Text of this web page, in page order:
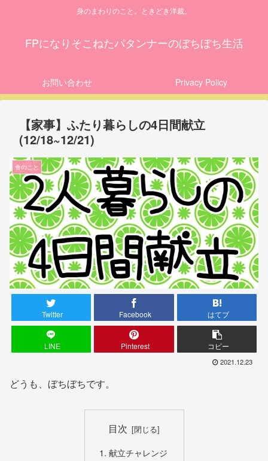
身のまわりのこと。ときどき洋裁。
FPになりそこねたパタンナーのぼちぼち生活
お問い合わせ Privacy Policy
【家事】ふたり暮らしの4日間献立
(12/18~12/21)
食のこと
Twitter Facebook はてブ
LINE Pinterest コピー
2021.12.23
どうも、ぼちぼちです。
目次
献立チャレンジ